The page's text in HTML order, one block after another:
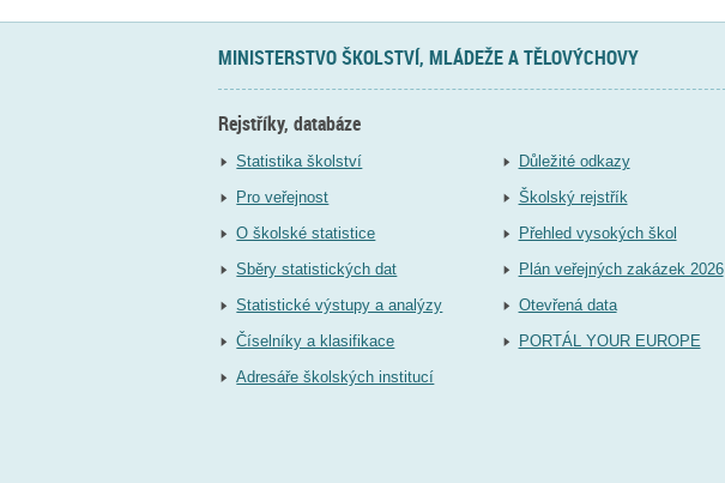
MINISTERSTVO ŠKOLSTVÍ, MLÁDEŽE A TĚLOVÝCHOVY
Rejstříky, databáze
Statistika školství
Pro veřejnost
O školské statistice
Sběry statistických dat
Statistické výstupy a analýzy
Číselníky a klasifikace
Adresáře školských institucí
Důležité odkazy
Školský rejstřík
Přehled vysokých škol
Plán veřejných zakázek 2026
Otevřená data
PORTÁL YOUR EUROPE